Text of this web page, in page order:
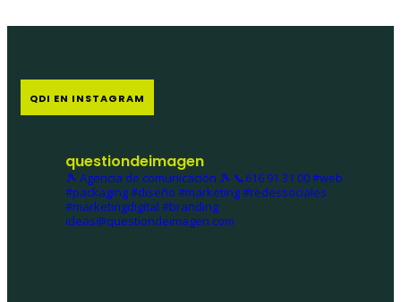
QDI EN INSTAGRAM
questiondeimagen
🎾 Agencia de comunicación 🎾 📞616 91 31 00#web
#packaging #diseño #marketing #redessociales
#marketingdigital #branding
ideas@questiondeimagen.com